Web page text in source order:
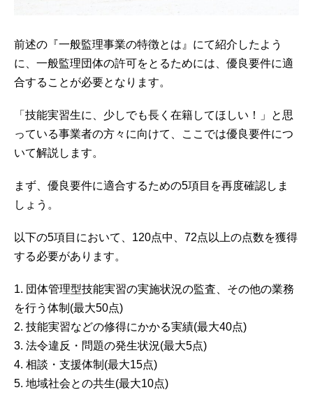
前述の『一般監理事業の特徴とは』にて紹介したよう
に、一般監理団体の許可をとるためには、優良要件に適
合することが必要となります。
「技能実習生に、少しでも長く在籍してほしい！」と思
っている事業者の方々に向けて、ここでは優良要件につ
いて解説します。
まず、優良要件に適合するための5項目を再度確認しま
しょう。
以下の5項目において、120点中、72点以上の点数を獲得
する必要があります。
1. 団体管理型技能実習の実施状況の監査、その他の業務
を行う体制(最大50点)
2. 技能実習などの修得にかかる実績(最大40点)
3. 法令違反・問題の発生状況(最大5点)
4. 相談・支援体制(最大15点)
5. 地域社会との共生(最大10点)